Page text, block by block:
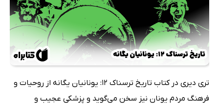
تری دیری در کتاب تاریخ ترسناک 12: یونانیان یگانه از روحیات و
فرهنگ مردم یونان نیز سخن می‌گوید و پزشکی عجیب و